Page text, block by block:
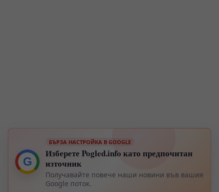
G
БЪРЗА НАСТРОЙКА В GOOGLE
Изберете Pogled.info като предпочитан
източник
Получавайте повече наши новини във вашия
Google поток.